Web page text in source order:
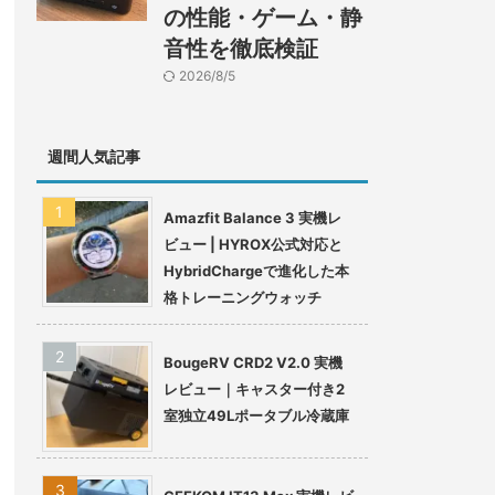
の性能・ゲーム・静
音性を徹底検証
2026/8/5
週間人気記事
Amazfit Balance 3 実機レ
ビュー | HYROX公式対応と
HybridChargeで進化した本
格トレーニングウォッチ
BougeRV CRD2 V2.0 実機
レビュー｜キャスター付き2
室独立49Lポータブル冷蔵庫